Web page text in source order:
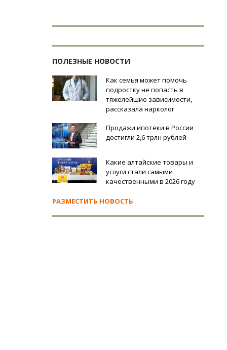
ПОЛЕЗНЫЕ НОВОСТИ
Как семья может помочь
подростку не попасть в
тяжелейшие зависимости,
рассказала нарколог
Продажи ипотеки в России
достигли 2,6 трлн рублей
Какие алтайские товары и
услуги стали самыми
качественными в 2026 году
РАЗМЕСТИТЬ НОВОСТЬ